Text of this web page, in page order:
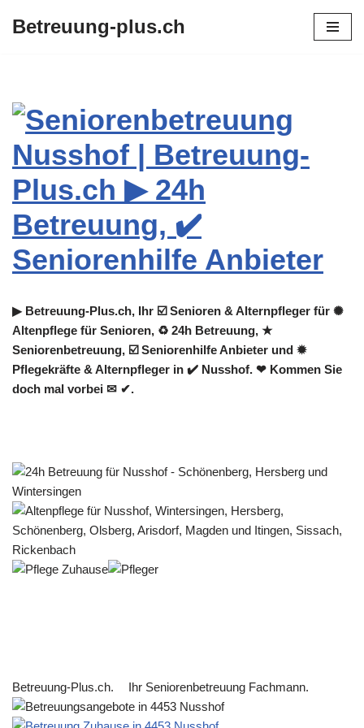
Betreuung-plus.ch
▶︎ Betreuung-Plus.ch, Ihr ☑️ Senioren & Alternpfleger für ✺
Altenpflege für Senioren, ♻ 24h Betreuung, ★
Seniorenbetreuung, ☑️ Seniorenhilfe Anbieter und ✹
Pflegekräfte & Alternpfleger in ✔️ Nusshof. ❤ Kommen Sie
doch mal vorbei ✉ ✔.
Betreuung-Plus.ch. Ihr Seniorenbetreuung Fachmann.